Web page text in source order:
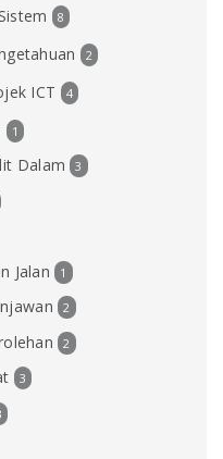
8
2
ICT 4
1
Dalam 3
Jalan 1
2
2
3